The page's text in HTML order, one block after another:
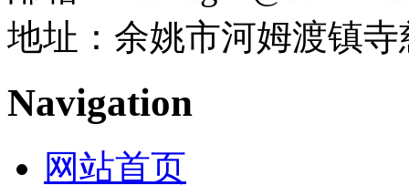
地址：余姚市河姆渡镇寺
Navigation
网站首页